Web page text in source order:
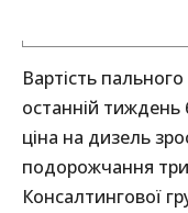
Вартість
останній
ціна на дизель
подорожчання
Консалтингової